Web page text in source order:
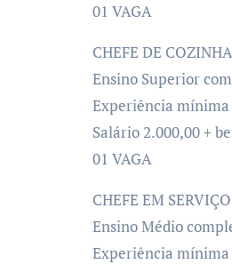
01 VAGA
CHEFE DE COZINHA
Ensino Superior
Experiência mínima
Salário 2.000,00 +
01 VAGA
CHEFE EM
Ensino Médio
Experiência mínima